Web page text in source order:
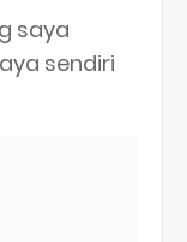
saya
sendiri